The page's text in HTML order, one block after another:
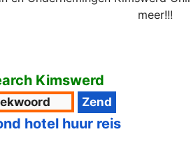
meer!!!
Kimswerd
hotel huur reis